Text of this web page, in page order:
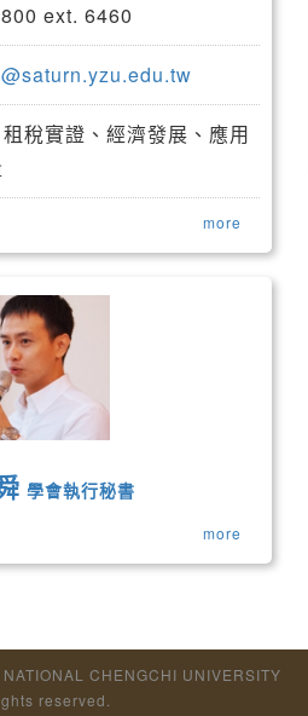
ext. 6460
稅實證、經濟發展、應用
more
學會執行秘書
more
CHENGCHI UNIVERSITY
reserved.